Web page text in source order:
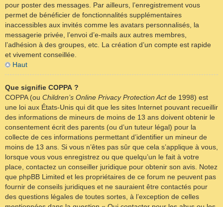
pour poster des messages. Par ailleurs, l’enregistrement vous
permet de bénéficier de fonctionnalités supplémentaires
inaccessibles aux invités comme les avatars personnalisés, la
messagerie privée, l’envoi d’e-mails aux autres membres,
l’adhésion à des groupes, etc. La création d’un compte est rapide
et vivement conseillée.
Haut
Que signifie COPPA ?
COPPA (ou Children’s Online Privacy Protection Actde 1998) est
une loi aux États-Unis qui dit que les sites Internet pouvant recueillir
des informations de mineurs de moins de 13 ans doivent obtenir le
consentement écrit des parents (ou d’un tuteur légal) pour la
collecte de ces informations permettant d’identifier un mineur de
moins de 13 ans. Si vous n’êtes pas sûr que cela s’applique à vous,
lorsque vous vous enregistrez ou que quelqu’un le fait à votre
place, contactez un conseiller juridique pour obtenir son avis. Notez
que phpBB Limited et les propriétaires de ce forum ne peuvent pas
fournir de conseils juridiques et ne sauraient être contactés pour
des questions légales de toutes sortes, à l’exception de celles